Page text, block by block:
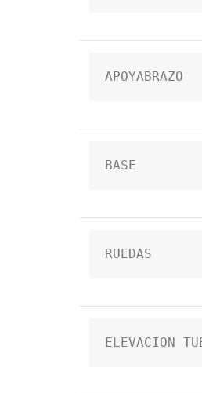
APOYABRAZO
BASE
RUEDAS
ELEVACION